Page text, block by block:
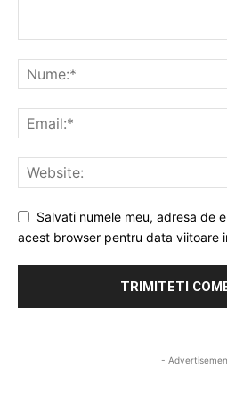
Salvati numele meu, adresa de
acest browser pentru data viitoare
-